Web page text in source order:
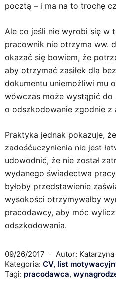
pocztą – i ma na to trochę
Ale co jeśli nie wyrobi się w
pracownik nie otrzyma ww.
okazać się bowiem, że
aby otrzymać zasiłek dla
dokumentu uniemożliwi mu
wówczas może wystąpić do
o odszkodowanie zgodnie z
Praktyka jednak pokazuje,
zadośćuczynienia nie jest
udowodnić, że nie został
wydanego świadectwa
byłoby przedstawienie
wysokości otrzymywałby
pracodawcy, aby móc
odszkodowania.
09/26/2017
Autor: Katarzyna
Kategoria: CV, list
Tagi: pracodawca,